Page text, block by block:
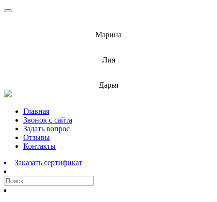
Марина
Лия
Дарья
Перейти
содержимому
Главная
Звонок с сайта
Задать вопрос
Отзывы
Контакты
Заказать сертификат